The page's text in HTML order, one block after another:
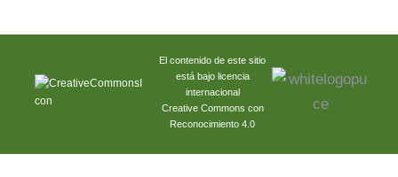
El contenido de este sitio
está bajo licencia
internacional
Creative Commons con
Reconocimiento 4.0